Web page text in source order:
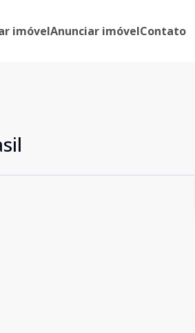
imóvelAnunciar imóvelContato